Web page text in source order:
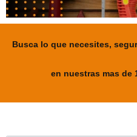
Busca lo que necesites,
en nuestras mas de